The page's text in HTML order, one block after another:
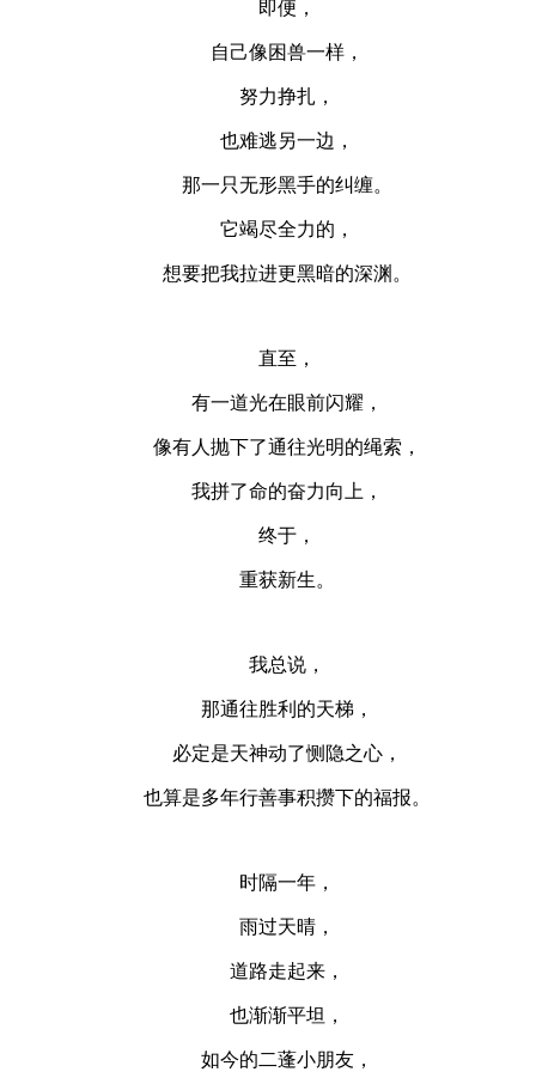
即便，
自己像困兽一样，
努力挣扎，
也难逃另一边，
那一只无形黑手的纠缠。
它竭尽全力的，
想要把我拉进更黑暗的深渊。
直至，
有一道光在眼前闪耀，
像有人抛下了通往光明的绳索，
我拼了命的奋力向上，
终于，
重获新生。
我总说，
那通往胜利的天梯，
必定是天神动了恻隐之心，
也算是多年行善事积攒下的福报。
时隔一年，
雨过天晴，
道路走起来，
也渐渐平坦，
如今的二蓬小朋友，